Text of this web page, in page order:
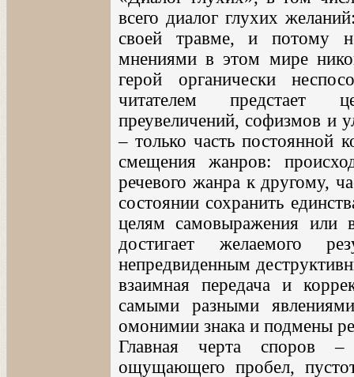
всего диалог глухих
своей травме, и потому
мнениями в этом мире
герой органически
читателем предстает
преувеличений, софизмов и
– только часть постоянной
смещения жанров:
речевого жанра к другому,
состоянии сохранить
целям самовыражения или
достигает желаемого
непредвиденным
взаимная передача и
самыми разными
омонимии знака и подмены
Главная черта споров
ощущающего пробел,